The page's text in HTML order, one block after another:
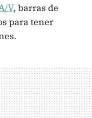
V, barras de
para tener